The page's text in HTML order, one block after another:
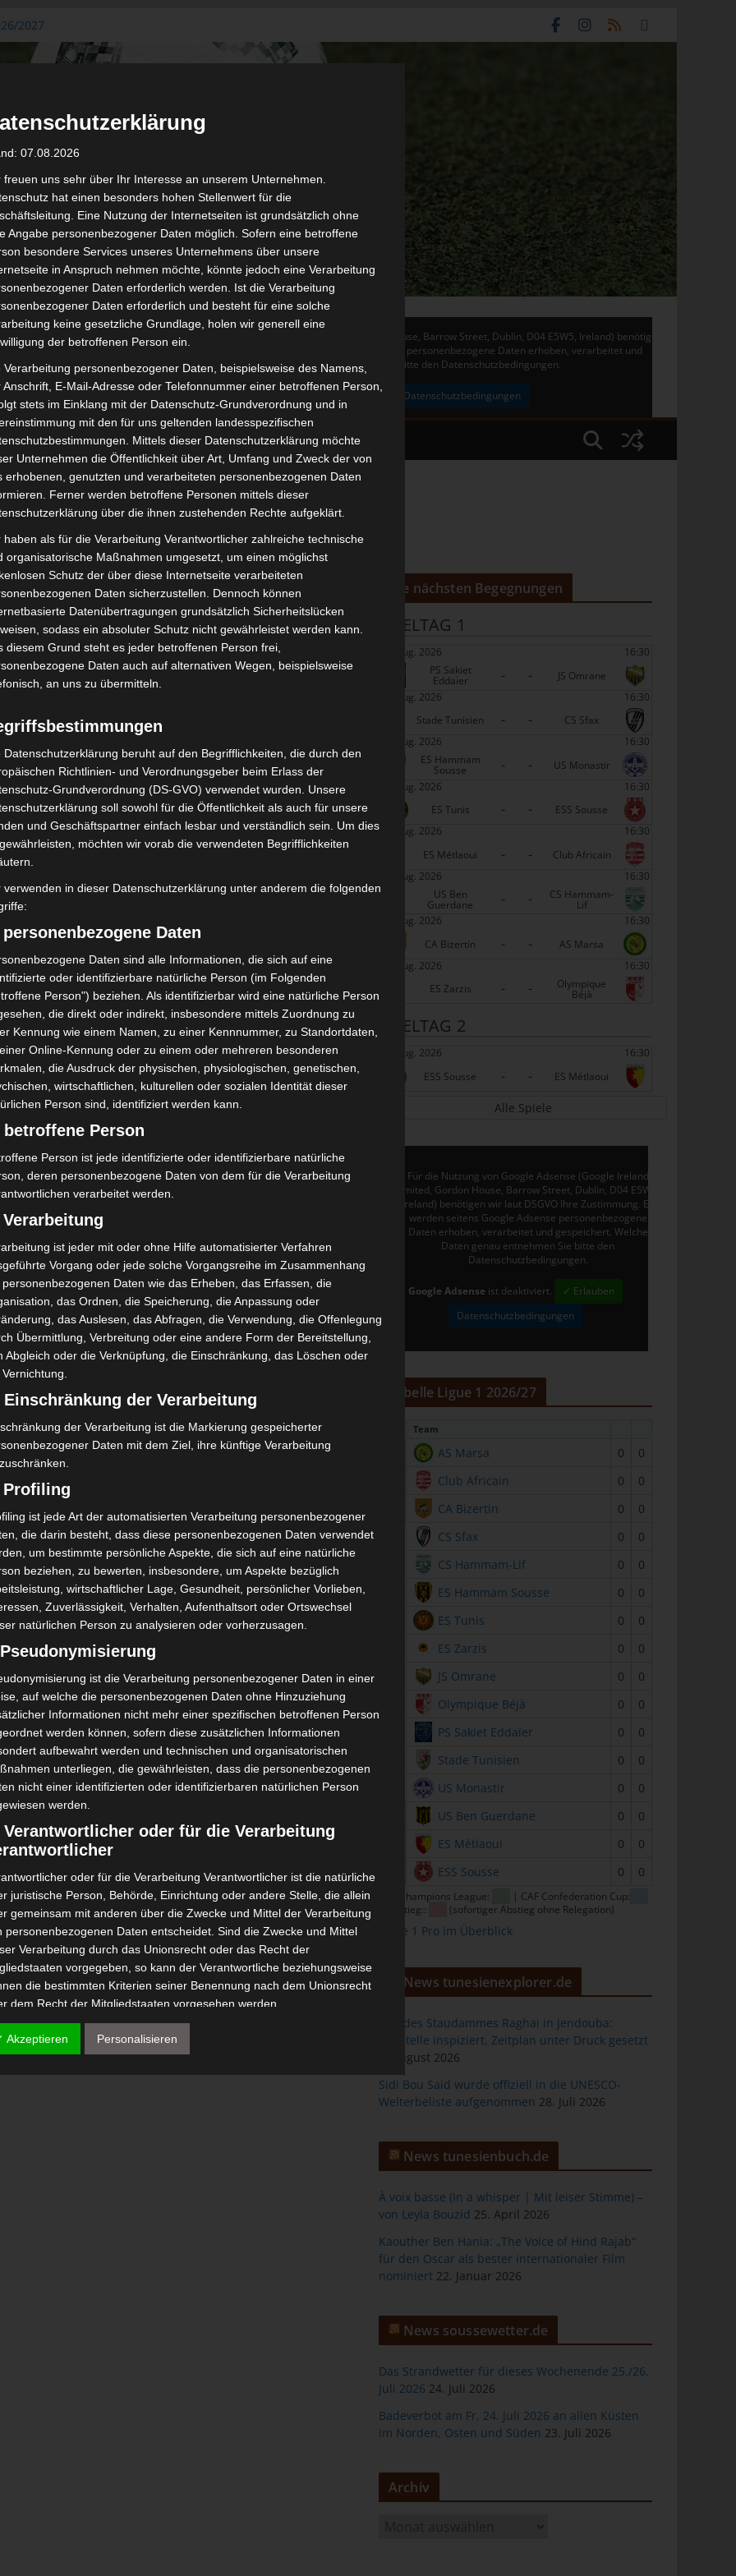
2027
August
aus der
der ersten 15
2027 –
20.
AS Soliman
zu
Für die Nutzung von Google Adsense (Google Ireland Limited, Gordon House, Barrow Street, Dublin, D04 E5W5, Ireland) benötigen
wir laut DSGVO Ihre Zustimmung. Es werden seitens Google Adsense personenbezogene Daten erhoben, verarbeitet und
gespeichert. Welche Daten genau entnehmen Sie bitte den Datenschutzbedingungen.
✓ Erlauben Datenschutzbedingungen
STADIEN IMPRESSUM
Tunis (CA) – Union Sportive Monastirienne (USMO)
2025-15:00
2025/2026 - Ligue 1| Spieltag 10
1-1
:1 Union Sportive
Monastirienne (USMO)
Agrebi (Stadion des 14 Januar)
43'
45'
+10
Elfmetertor
A. Harzi
72'
72'
Union Sportive Monastirienne (USMO)
M A. Harzi
D N. F. Zeguei 43'
Étoile Sportive du Sahel Sousse (ESS) – Olympiqu
e de Béjà (OB)
Die nächsten Begegnungen
SPIELTAG 1
22 Aug. 2026
16:30
PS Sakiet
Eddaïer - -
JS Omrane
22 Aug. 2026
16:30
Stade Tunisien
- -
CS Sfax
22 Aug. 2026
16:30
ES Hammam
Sousse - -
US Monastir
22 Aug. 2026
16:30
ES Tunis
- -
ESS Sousse
22 Aug. 2026
16:30
ES Métlaoui
- -
Club Africain
22 Aug. 2026
16:30
US Ben
Guerdane - - CS Hammam-
Lif
22 Aug. 2026
16:30
CA Bizertin
- -
AS Marsa
22 Aug. 2026
16:30
ES Zarzis
- - Olympique
Béjà
SPIELTAG 2
29 Aug. 2026
16:30
ESS Sousse
- - ES Métlaoui
Alle Spiele
Für die Nutzung von Google Adsense (Google Ireland
Limited, Gordon House, Barrow Street, Dublin, D04 E5W5,
Ireland) benötigen wir laut DSGVO Ihre Zustimmung. Es
werden seitens Google Adsense personenbezogene
Daten erhoben, verarbeitet und gespeichert. Welche
Daten genau entnehmen Sie bitte den
Datenschutzbedingungen.
Google Adsense ist deaktiviert.
✓ Erlauben
Datenschutzbedingungen
Tabelle Ligue 1 2026/27
Team
AS Marsa 0
0
Club Africain 0
0
CA Bizertin 0
0
CS Sfax 0
0
CS Hammam-Lif 0
0
ES Hammam Sousse 0
0
ES Tunis 0
0
ES Zarzis 0
0
JS Omrane 0
0
Olympique Béjà 0
0
PS Sakiet Eddaïer 0
0
Stade Tunisien 0
0
US Monastir 0
0
US Ben Guerdane 0
0
ES Métlaoui 0
0
ESS Sousse 0 0
CAF Champions League:
| CAF Confederation Cup:
| Abstieg::
(sofortiger Abstieg ohne Relegation)
Ligue 1 Pro im Überblick
News tunesienexplorer.de
Bau des Staudammes Raghai in Jendouba:
Baustelle inspiziert, Zeitplan unter Druck gesetzt
2. August 2026
Sidi Bou Said wurde offiziell in die UNESCO-
Welterbeliste aufgenommen 28. Juli 2026
News tunesienbuch.de
À voix basse (In a whisper | Mit leiser Stimme) –
von Leyla Bouzid 25. April 2026
Kaouther Ben Hania: „The Voice of Hind Rajab“
für den Oscar als bester internationaler Film
nominiert 22. Januar 2026
News soussewetter.de
Das Strandwetter für dieses Wochenende 25./26.
Juli 2026 24. Juli 2026
Badeverbot am Fr, 24. Juli 2026 an allen Küsten
im Norden, Osten und Süden 23. Juli 2026
Archiv
07.08.2026
freuen uns sehr über Ihr Interesse an unserem Unternehmen.
hat einen besonders hohen Stellenwert für die
Eine Nutzung der Internetseiten ist grundsätzlich ohne
Angabe personenbezogener Daten möglich. Sofern eine betroffene
besondere Services unseres Unternehmens über unsere
in Anspruch nehmen möchte, könnte jedoch eine Verarbeitung
Daten erforderlich werden. Ist die Verarbeitung
Daten erforderlich und besteht für eine solche
keine gesetzliche Grundlage, holen wir generell eine
der betroffenen Person ein.
Verarbeitung personenbezogener Daten, beispielsweise des Namens,
Anschrift, E-Mail-Adresse oder Telefonnummer einer betroffenen Person,
stets im Einklang mit der Datenschutz-Grundverordnung und in
mit den für uns geltenden landesspezifischen
Mittels dieser Datenschutzerklärung möchte
Unternehmen die Öffentlichkeit über Art, Umfang und Zweck der von
erhobenen, genutzten und verarbeiteten personenbezogenen Daten
Ferner werden betroffene Personen mittels dieser
über die ihnen zustehenden Rechte aufgeklärt.
haben als für die Verarbeitung Verantwortlicher zahlreiche technische
organisatorische Maßnahmen umgesetzt, um einen möglichst
Schutz der über diese Internetseite verarbeiteten
Daten sicherzustellen. Dennoch können
Datenübertragungen grundsätzlich Sicherheitslücken
sodass ein absoluter Schutz nicht gewährleistet werden kann.
diesem Grund steht es jeder betroffenen Person frei,
Daten auch auf alternativen Wegen, beispielsweise
an uns zu übermitteln.
Datenschutzerklärung beruht auf den Begrifflichkeiten, die durch den
Richtlinien- und Verordnungsgeber beim Erlass der
Grundverordnung (DS-GVO) verwendet wurden. Unsere
soll sowohl für die Öffentlichkeit als auch für unsere
und Geschäftspartner einfach lesbar und verständlich sein. Um dies
möchten wir vorab die verwendeten Begrifflichkeiten
verwenden in dieser Datenschutzerklärung unter anderem die folgenden
personenbezogene Daten
Daten sind alle Informationen, die sich auf eine
oder identifizierbare natürliche Person (im Folgenden
Person") beziehen. Als identifizierbar wird eine natürliche Person
die direkt oder indirekt, insbesondere mittels Zuordnung zu
Kennung wie einem Namen, zu einer Kennnummer, zu Standortdaten,
Online-Kennung oder zu einem oder mehreren besonderen
die Ausdruck der physischen, physiologischen, genetischen,
wirtschaftlichen, kulturellen oder sozialen Identität dieser
Person sind, identifiziert werden kann.
betroffene Person
Person ist jede identifizierte oder identifizierbare natürliche
deren personenbezogene Daten von dem für die Verarbeitung
verarbeitet werden.
ist jeder mit oder ohne Hilfe automatisierter Verfahren
Vorgang oder jede solche Vorgangsreihe im Zusammenhang
personenbezogenen Daten wie das Erheben, das Erfassen, die
das Ordnen, die Speicherung, die Anpassung oder
das Auslesen, das Abfragen, die Verwendung, die Offenlegung
Übermittlung, Verbreitung oder eine andere Form der Bereitstellung,
Abgleich oder die Verknüpfung, die Einschränkung, das Löschen oder
Einschränkung der Verarbeitung
der Verarbeitung ist die Markierung gespeicherter
Daten mit dem Ziel, ihre künftige Verarbeitung
Profiling
ist jede Art der automatisierten Verarbeitung personenbezogener
die darin besteht, dass diese personenbezogenen Daten verwendet
um bestimmte persönliche Aspekte, die sich auf eine natürliche
beziehen, zu bewerten, insbesondere, um Aspekte bezüglich
wirtschaftlicher Lage, Gesundheit, persönlicher Vorlieben,
Zuverlässigkeit, Verhalten, Aufenthaltsort oder Ortswechsel
natürlichen Person zu analysieren oder vorherzusagen.
ist die Verarbeitung personenbezogener Daten in einer
auf welche die personenbezogenen Daten ohne Hinzuziehung
Informationen nicht mehr einer spezifischen betroffenen Person
werden können, sofern diese zusätzlichen Informationen
aufbewahrt werden und technischen und organisatorischen
unterliegen, die gewährleisten, dass die personenbezogenen
nicht einer identifizierten oder identifizierbaren natürlichen Person
werden.
Verantwortlicher oder für die Verarbeitung
oder für die Verarbeitung Verantwortlicher ist die natürliche
juristische Person, Behörde, Einrichtung oder andere Stelle, die allein
gemeinsam mit anderen über die Zwecke und Mittel der Verarbeitung
personenbezogenen Daten entscheidet. Sind die Zwecke und Mittel
Verarbeitung durch das Unionsrecht oder das Recht der
vorgegeben, so kann der Verantwortliche beziehungsweise
die bestimmten Kriterien seiner Benennung nach dem Unionsrecht
dem Recht der Mitgliedstaaten vorgesehen werden.
ist eine natürliche oder juristische Person, Behörde,
ist jede von der betroffenen Person freiwillig für den bestimmten
Akzeptieren Personalisieren